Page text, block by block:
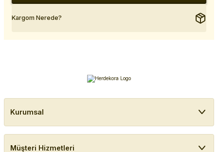
Kargom Nerede?
Kurumsal
Müşteri Hizmetleri